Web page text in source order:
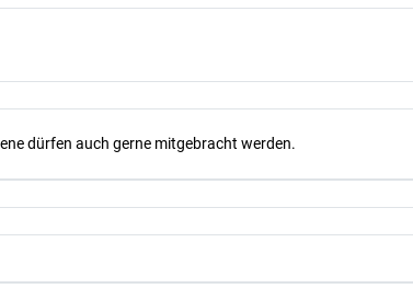
dürfen auch gerne mitgebracht werden.